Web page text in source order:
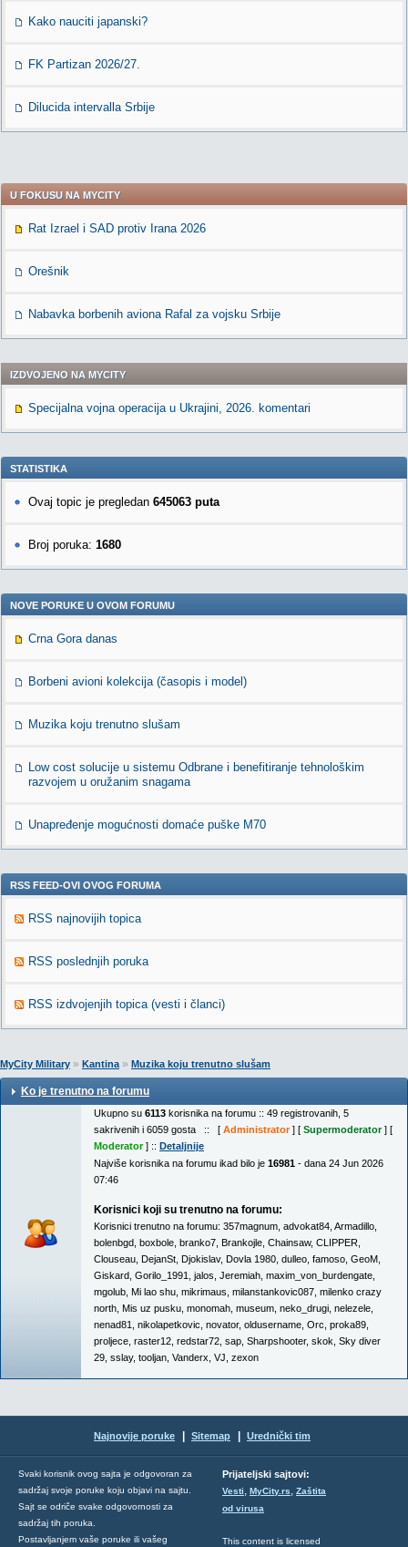
Kako nauciti japanski?
FK Partizan 2026/27.
Dilucida intervalla Srbije
U FOKUSU NA MYCITY
Rat Izrael i SAD protiv Irana 2026
Orešnik
Nabavka borbenih aviona Rafal za vojsku Srbije
IZDVOJENO NA MYCITY
Specijalna vojna operacija u Ukrajini, 2026. komentari
STATISTIKA
Ovaj topic je pregledan 645063 puta
Broj poruka: 1680
NOVE PORUKE U OVOM FORUMU
Crna Gora danas
Borbeni avioni kolekcija (časopis i model)
Muzika koju trenutno slušam
Low cost solucije u sistemu Odbrane i benefitiranje tehnološkim
razvojem u oružanim snagama
Unapređenje mogućnosti domaće puške M70
RSS FEED-OVI OVOG FORUMA
RSS najnovijih topica
RSS poslednjih poruka
RSS izdvojenjih topica (vesti i članci)
MyCity Military » Kantina» Muzika koju trenutno slušam
Ko je trenutno na forumu
Ukupno su 6113 korisnika na forumu :: 49 registrovanih, 5
sakrivenih i 6059 gosta :: [ Administrator] [ Supermoderator] [
Moderator] :: Detaljnije
Najviše korisnika na forumu ikad bilo je 16981 - dana 24 Jun 2026
07:46
Korisnici koji su trenutno na forumu:
Korisnici trenutno na forumu: 357magnum advokat84 Armadillo
bolenbgd boxbole branko7 Brankojle Chainsaw, CLIPPER
Clouseau DejanSt Djokislav, Dovla 1980 dulleo famoso GeoM
Giskard Gorilo_1991 jalos Jeremiah maxim_von_burdengate
mgolub Mi lao shu mikrimaus milanstankovic087 milenko crazy
north Mis uz pusku monomah museum neko_drugi nelezele
nenad81
nikolapetkovic novator, oldusername Orc proka89
proljece raster12 redstar72 sap Sharpshooter, skok Sky diver
29 sslay, tooljan Vanderx VJ zexon
Najnovije poruke Sitemap Urednički tim
Svaki korisnik ovog sajta je odgovoran za
sadržaj svoje poruke koju objavi na sajtu.
Sajt se odriče svake odgovornosti za
sadržaj tih poruka.
Postavljanjem vaše poruke ili vašeg
Prijateljski sajtovi:
Vesti, MyCity.rs, Zaštita
od virusa
This content is licensed